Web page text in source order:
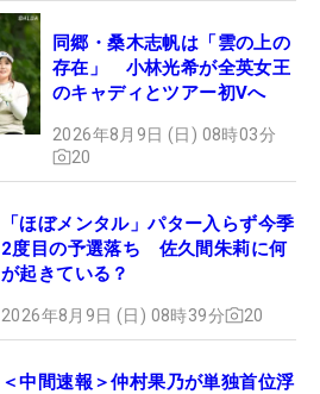
同郷・桑木志帆は「雲の上の
存在」 小林光希が全英女王
のキャディとツアー初Vへ
2026年8月9日 (日) 08時03分
20
「ほぼメンタル」パター入らず今季
2度目の予選落ち 佐久間朱莉に何
が起きている？
2026年8月9日 (日) 08時39分 20
＜中間速報＞仲村果乃が単独首位浮